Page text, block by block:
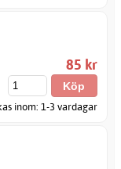
85 kr
inom: 1-3 vardagar